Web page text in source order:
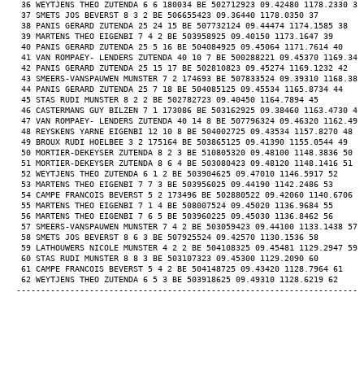
36 WEYTJENS THEO ZUTENDA 6 6 180034 BE 502712923 09.42480 1178.2330
37 SMETS JOS BEVERST 8 3 2 BE 506655423 09.36440 1178.0350 37
38 PANIS GERARD ZUTENDA 25 24 15 BE 507732124 09.44474 1174.1585 38
39 MARTENS THEO EIGENBI 7 4 2 BE 503958925 09.40150 1173.1647 39
40 PANIS GERARD ZUTENDA 25 5 16 BE 504084925 09.45064 1171.7614 40
41 VAN ROMPAEY- LENDERS ZUTENDA 40 10 7 BE 500288221 09.45370
42 PANIS GERARD ZUTENDA 25 15 17 BE 502810823 09.45274 1169.1232 42
43 SMEERS-VANSPAUWEN MUNSTER 7 2 174693 BE 507833524 09.39310
44 PANIS GERARD ZUTENDA 25 7 18 BE 504085125 09.45534 1165.8734 44
45 STAS RUDI MUNSTER 8 2 2 BE 502782723 09.40450 1164.7894 45
46 CASTERMANS GUY BILZEN 7 1 173086 BE 503162925 09.38460 1163.4730
47 VAN ROMPAEY- LENDERS ZUTENDA 40 14 8 BE 507796324 09.46320
48 REYSKENS YARNE EIGENBI 12 10 8 BE 504002725 09.43534 1157.8270 48
49 BROUX RUDI HOELBEE 3 2 175164 BE 503865125 09.41390 1155.0544 49
50 MORTIER-DEKEYSER ZUTENDA 8 2 3 BE 510805320 09.48100 1148.3836 50
51 MORTIER-DEKEYSER ZUTENDA 8 6 4 BE 503080423 09.48120 1148.1416 51
52 WEYTJENS THEO ZUTENDA 6 1 2 BE 503904625 09.47010 1146.5917 52
53 MARTENS THEO EIGENBI 7 7 3 BE 503956025 09.44190 1142.2486 53
54 CAMPE FRANCOIS BEVERST 5 2 173496 BE 502880522 09.42060 1140.6706
55 MARTENS THEO EIGENBI 7 1 4 BE 508007524 09.45020 1136.9684 55
56 MARTENS THEO EIGENBI 7 6 5 BE 503960225 09.45030 1136.8462 56
57 SMEERS-VANSPAUWEN MUNSTER 7 4 2 BE 503059423 09.44100 1133.1438 57
58 SMETS JOS BEVERST 8 6 3 BE 507925524 09.42570 1130.1536 58
59 LATHOUWERS NICOLE MUNSTER 4 2 2 BE 504108325 09.45481 1129.2947 59
60 STAS RUDI MUNSTER 8 8 3 BE 503107323 09.45300 1129.2090 60
61 CAMPE FRANCOIS BEVERST 5 4 2 BE 504148725 09.43420 1128.7964 61
62 WEYTJENS THEO ZUTENDA 6 5 3 BE 503918625 09.49310 1128.6219 62